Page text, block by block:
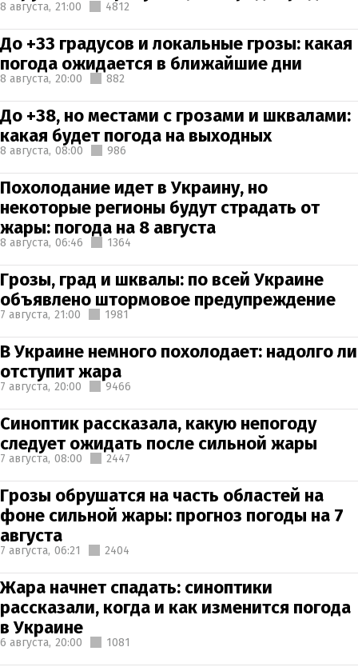
8 августа, 21:00 4812
До +33 градусов и локальные грозы: какая
погода ожидается в ближайшие дни
8 августа, 20:00 882
До +38, но местами с грозами и шквалами:
какая будет погода на выходных
8 августа, 08:00 986
Похолодание идет в Украину, но
некоторые регионы будут страдать от
жары: погода на 8 августа
8 августа, 06:46 1364
Грозы, град и шквалы: по всей Украине
объявлено штормовое предупреждение
7 августа, 21:00 1981
В Украине немного похолодает: надолго ли
отступит жара
7 августа, 20:00 9466
Синоптик рассказала, какую непогоду
следует ожидать после сильной жары
7 августа, 08:00 2447
Грозы обрушатся на часть областей на
фоне сильной жары: прогноз погоды на 7
августа
7 августа, 06:21 2404
Жара начнет спадать: синоптики
рассказали, когда и как изменится погода
в Украине
6 августа, 20:00 1081